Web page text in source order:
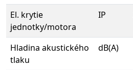
El. krytie
jednotky/motora
IP
Hladina akustického
tlaku
dB(A)